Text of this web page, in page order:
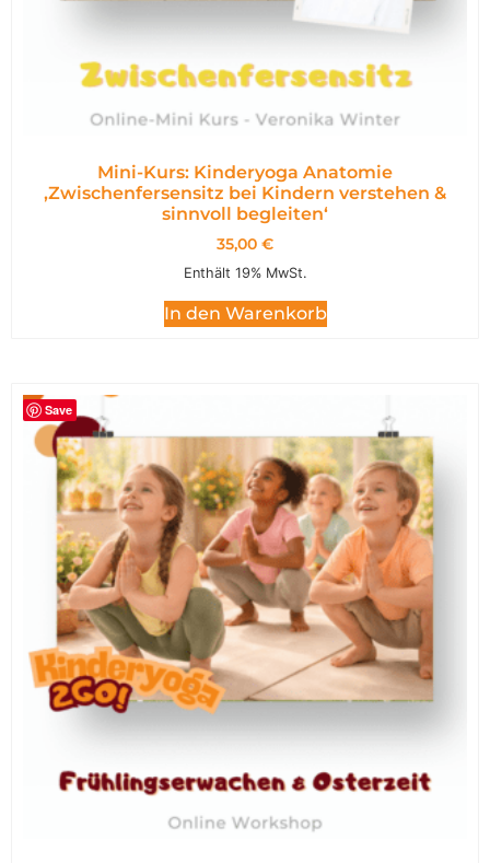
Mini-Kurs: Kinderyoga Anatomie
,Zwischenfersensitz bei Kindern verstehen &
sinnvoll begleiten‘
35,00 €
Enthält 19% MwSt.
In den Warenkorb
Save